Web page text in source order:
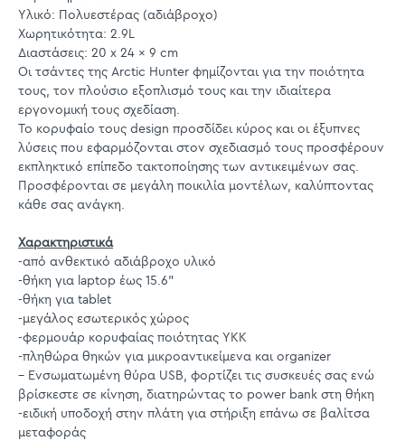
Υλικό: Πολυεστέρας (αδιάβροχο)
Χωρητικότητα: 2.9L
Διαστάσεις: 20 x 24 x 9 cm
Οι τσάντες της Arctic Hunter φημίζονται για την ποιότητα
τους, τον πλούσιο εξοπλισμό τους και την ιδιαίτερα
εργονομική τους σχεδίαση.
Το κορυφαίο τους design προσδίδει κύρος και οι έξυπνες
λύσεις που εφαρμόζονται στον σχεδιασμό τους προσφέρουν
εκπληκτικό επίπεδο τακτοποίησης των αντικειμένων σας.
Προσφέρονται σε μεγάλη ποικιλία μοντέλων, καλύπτοντας
κάθε σας ανάγκη.
Χαρακτηριστικά
-από ανθεκτικό αδιάβροχο υλικό
-θήκη για laptop έως 15.6"
-θήκη για tablet
-μεγάλος εσωτερικός χώρος
-φερμουάρ κορυφαίας ποιότητας YKK
-πληθώρα θηκών για μικροαντικείμενα και organizer
– Ενσωματωμένη θύρα USB, φορτίζει τις συσκευές σας ενώ
βρίσκεστε σε κίνηση, διατηρώντας το power bank στη θήκη
-ειδική υποδοχή στην πλάτη για στήριξη επάνω σε βαλίτσα
μεταφοράς